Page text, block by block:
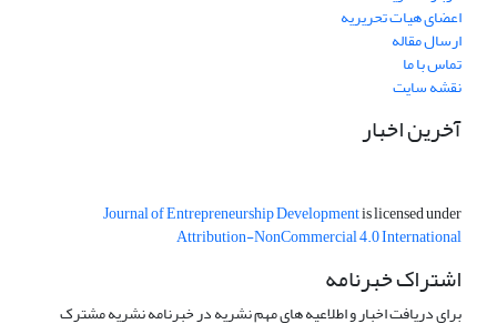
اعضای هیات تحریریه
ارسال مقاله
تماس با ما
نقشه سایت
آخرین اخبار
Journal of Entrepreneurship Developmentis licensed under
Attribution-NonCommercial 4.0 International
اشتراک خبرنامه
برای دریافت اخبار و اطلاعیه های مهم نشریه در خبرنامه نشریه مشترک